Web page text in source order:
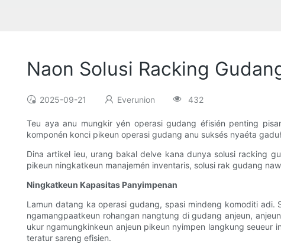
Naon Solusi Racking
2025-09-21 Everunion 432
Teu aya anu mungkir yén operasi gudang éfisién penting
komponén konci pikeun operasi gudang anu suksés nyaéta
Dina artikel ieu, urang bakal delve kana dunya solusi racking
pikeun ningkatkeun manajemén inventaris, solusi rak gudang
Ningkatkeun Kapasitas Panyimpenan
Lamun datang ka operasi gudang, spasi mindeng komoditi
ngamangpaatkeun rohangan nangtung di gudang anjeun,
ukur ngamungkinkeun anjeun pikeun nyimpen langkung
teratur sareng efisien.